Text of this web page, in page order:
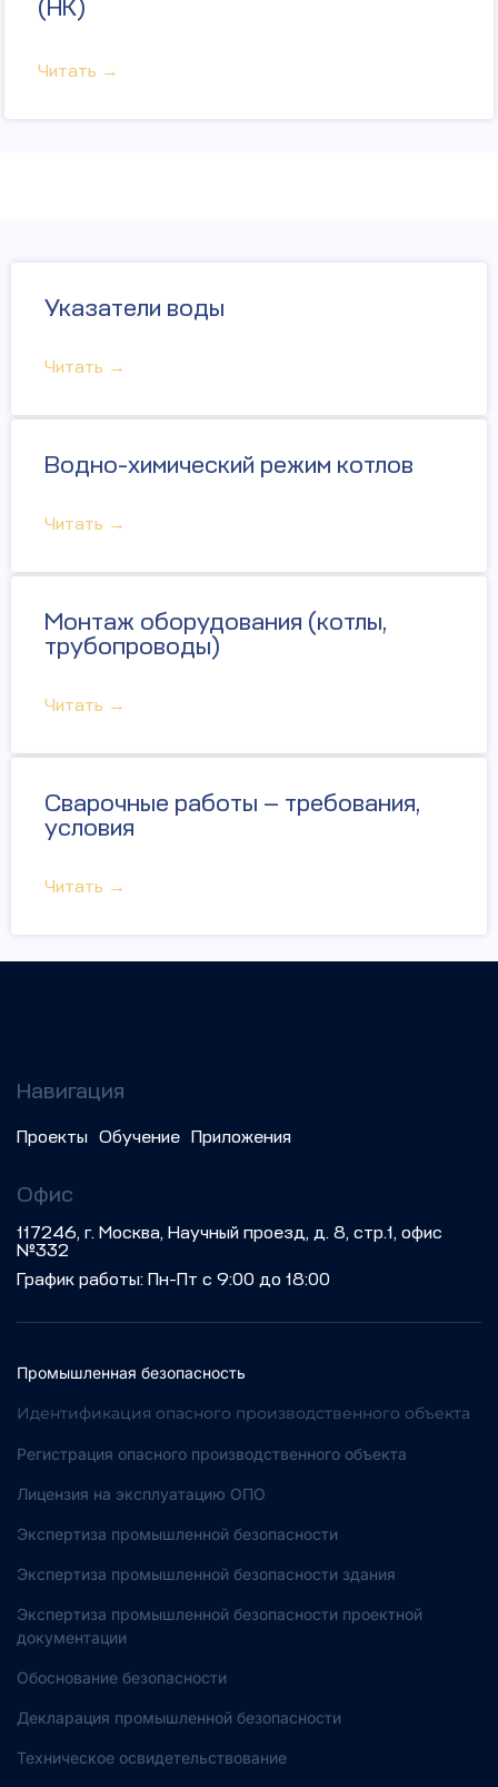
(НК)
Читать →
Указатели воды
Читать →
Водно-химический режим котлов
Читать →
Монтаж оборудования (котлы,
трубопроводы)
Читать →
Сварочные работы — требования,
условия
Читать →
Навигация
Проекты Обучение Приложения
Офис
117246, г. Москва, Научный проезд, д. 8, стр.1, офис
№332
График работы: Пн-Пт с 9:00 до 18:00
Промышленная безопасность
Идентификация опасного производственного объекта
Регистрация опасного производственного объекта
Лицензия на эксплуатацию ОПО
Экспертиза промышленной безопасности
Экспертиза промышленной безопасности здания
Экспертиза промышленной безопасности проектной
документации
Обоснование безопасности
Декларация промышленной безопасности
Техническое освидетельствование